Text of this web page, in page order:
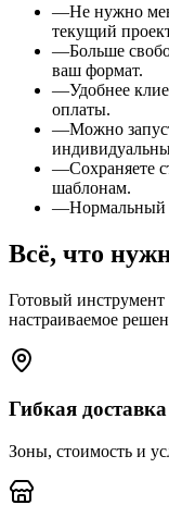
—Не нужно
текущий
—Больше
ваш формат.
—Удобнее
оплаты.
—Можно
—Сохраняете
шаблонам.
—Нормальный
Всё, что
Готовый
настраиваемое
Гибкая доставка
Зоны, стоимость и